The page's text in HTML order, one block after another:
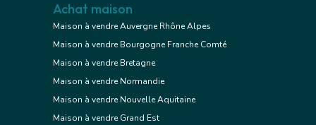
Achat maison
Maison à vendre Auvergne Rhône Alpes
Maison à vendre Bourgogne Franche Comté
Maison à vendre Bretagne
Maison à vendre Normandie
Maison à vendre Nouvelle Aquitaine
Maison à vendre Grand Est